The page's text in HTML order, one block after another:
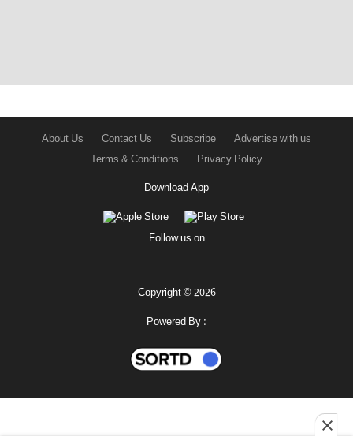
About Us Contact Us Subscribe
Advertise with us
Terms & Conditions
Privacy Policy
Download App
Follow us on
Copyright © 2026
Powered By :